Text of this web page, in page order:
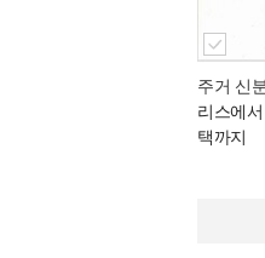
주거 신
리스에
택까지